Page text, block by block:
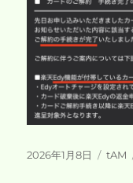
投
2026年1月8日
カ
tAM